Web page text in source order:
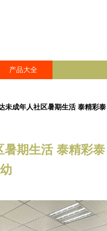
产品大全
未成年人社区暑期生活 泰精彩泰
期生活 泰精彩泰